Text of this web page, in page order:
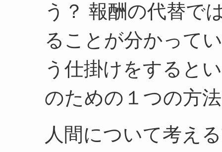
う？ 報酬の代替で
ることが分かって
う仕掛けをすると
のための１つの方
人間について考え